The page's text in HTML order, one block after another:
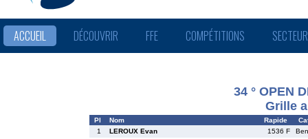
ACCUEIL DÉCOUVRIR FFE COMPÉTITIONS
34 ° OPEN
Grille
Pl Nom Rapide
1
LEROUX Evan 1536 F